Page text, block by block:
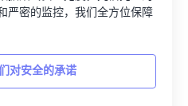
严密的监控，我们全方位保障
对安全的承诺